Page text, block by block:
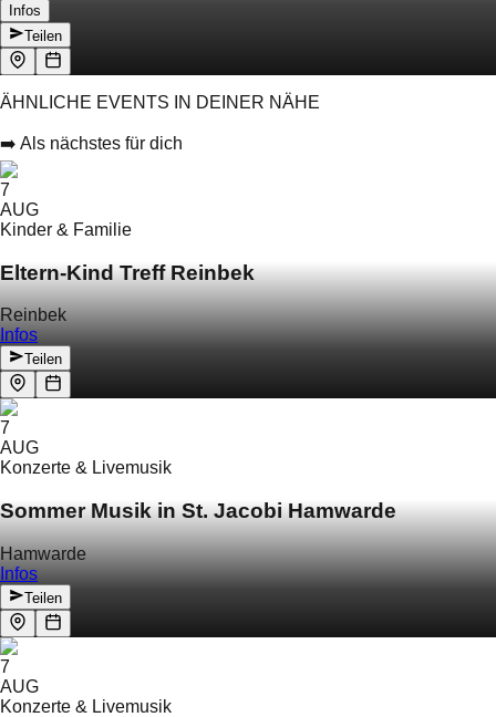
Infos
Teilen
ÄHNLICHE EVENTS IN DEINER NÄHE
➡️ Als nächstes für dich
7
AUG
Kinder & Familie
Eltern-Kind Treff Reinbek
Reinbek
Infos
Teilen
7
AUG
Konzerte & Livemusik
Sommer Musik in St. Jacobi Hamwarde
Hamwarde
Infos
Teilen
7
AUG
Konzerte & Livemusik